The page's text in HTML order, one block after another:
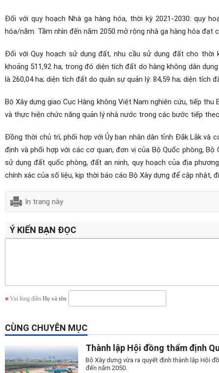
Đối với quy hoạch Nhà ga hàng hóa, thời kỳ 2021-2030: quy
hóa/năm. Tầm nhìn đến năm 2050 mở rộng nhà ga hàng hóa đạt
Đối với Quy hoạch sử dụng đất, nhu cầu sử dụng đất cho thời
khoảng 511,92 ha, trong đó diện tích đất do hàng không dân
là 260,04 ha; diện tích đất do quân sự quản lý: 84,59 ha; diện tích
Bộ Xây dựng giao Cục Hàng không Việt Nam nghiên cứu, tiếp
và thực hiện chức năng quản lý nhà nước trong các bước tiếp
Đồng thời chủ trì, phối hợp với Ủy ban nhân dân tỉnh Đắk Lắk và
định và phối hợp với các cơ quan, đơn vị của Bộ Quốc phòng,
sử dụng đất quốc phòng, đất an ninh, quy hoạch của địa
chính xác của số liệu, kịp thời báo cáo Bộ Xây dựng để cập nhật,
In trang này
Ý KIẾN BẠN ĐỌC
Vui lòng điền Họ và tên
CÙNG CHUYÊN MỤC
Thành lập Hội đồng thẩm định
Bộ Xây dựng vừa ra quyết định thành lập Hội
đến năm 2050.